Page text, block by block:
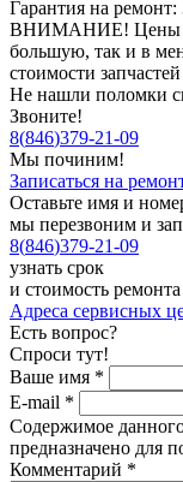
Гарантия на ремонт:
ВНИМАНИЕ! Цены
большую, так и в
стоимости
Не нашли поломки
Звоните!
8(846)379-21-09
Мы починим!
Записаться на
Оставьте имя и
мы перезвоним и
8(846)379-21-09
узнать срок
и стоимость ремонта
Адреса сервисных
Есть вопрос?
Спроси тут!
Ваше имя *
E-mail *
Содержимое
предназначено для
Комментарий *